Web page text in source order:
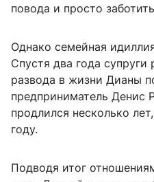
повода и просто
Однако семейная
Спустя два года супруги
развода в жизни Дианы
предприниматель Денис
продлился несколько
году.
Подводя итог